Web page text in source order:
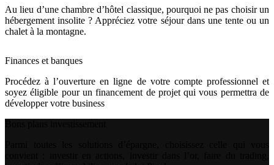
Au lieu d’une chambre d’hôtel classique, pourquoi ne pas choisir un
hébergement insolite ? Appréciez votre séjour dans une tente ou un
chalet à la montagne.
Finances et banques
Procédez à l’ouverture en ligne de votre compte professionnel et
soyez éligible pour un financement de projet qui vous permettra de
développer votre business